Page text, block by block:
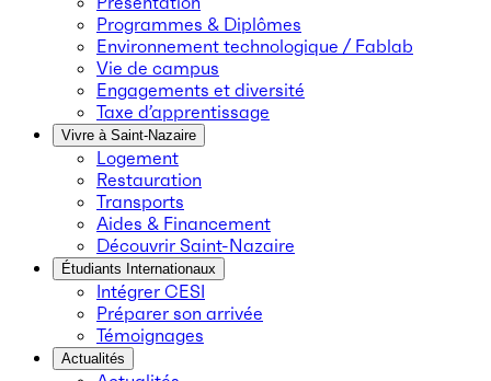
Programmes & Diplômes
Environnement technologique / Fablab
Vie de campus
Engagements et diversité
Taxe d’apprentissage
Vivre à Saint-Nazaire
Logement
Restauration
Transports
Aides & Financement
Découvrir Saint-Nazaire
Étudiants Internationaux
Intégrer CESI
Préparer son arrivée
Témoignages
Actualités